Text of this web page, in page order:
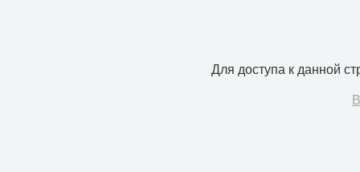
Для доступа к данной